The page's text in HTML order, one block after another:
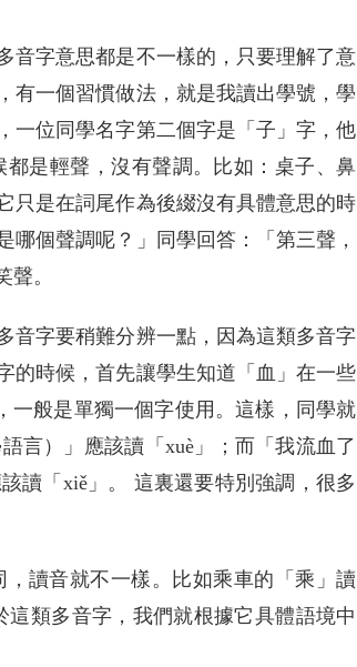
音字意思都是不一樣的，只要理解了意
有一個習慣做法，就是我讀出學號，學
一位同學名字第二個字是「子」字，他
是輕聲，沒有聲調。比如：桌子、鼻
只是在詞尾作為後綴沒有具體意思的時
個聲調呢？」同學回答：「第三聲，
。
音字要稍難分辨一點，因為這類多音字
的時候，首先讓學生知道「血」在一些
一般是單獨一個字使用。這樣，同學就
言）」應該讀「xuè」；而「我流血了
讀「xiě」。 這裏還要特別強調，很多
讀音就不一樣。比如乘車的「乘」讀
這類多音字，我們就根據它具體語境中